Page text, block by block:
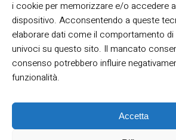
i cookie per memorizzare e/o accedere
dispositivo. Acconsentendo a queste
elaborare dati come il comportamento di
univoci su questo sito. Il mancato
consenso potrebbero influire
funzionalità.
Accetta